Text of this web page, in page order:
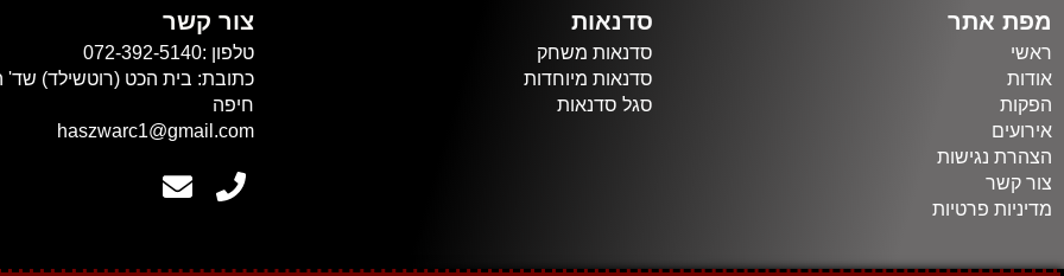
מפת אתר
ראשי
אודות
הפקות
אירועים
הצהרת נגישות
צור קשר
מדיניות פרטיות
סדנאות
סדנאות משחק
סדנאות מיוחדות
סגל סדנאות
צור קשר
טלפון :072-392-5140
חיפה
haszwarc1@gmail.com